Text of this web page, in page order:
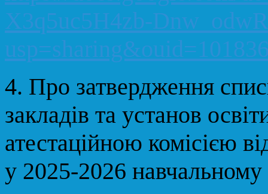
X3q5uc5H4zb-
4. Про затвердження
закладів та установ
атестаційною комісією
у 2025-2026 навчальному